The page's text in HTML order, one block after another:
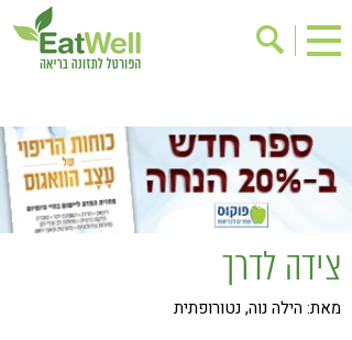
בישול בריא
אינדקס עסקים
ריפוי ומניעת מחלות
בריאות האישה
מתכוני בריאות
אירועים
גישות בתזונה
צידה לדרך
מאת: הילה נוה, נטורופתית